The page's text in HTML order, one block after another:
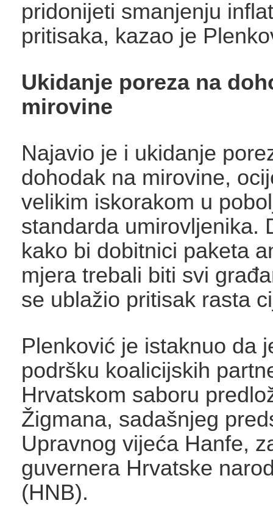
pridonijeti smanjenju
pritisaka, kazao je
Ukidanje poreza na
mirovine
Najavio je i ukidanje
dohodak na mirovine,
velikim iskorakom u
standarda umirovljenika.
kako bi dobitnici paketa
mjera trebali biti svi
se ublažio pritisak rasta
Plenković je istaknuo da
podršku koalicijskih
Hrvatskom saboru
Žigmana, sadašnjeg
Upravnog vijeća Hanfe,
guvernera Hrvatske
(HNB).